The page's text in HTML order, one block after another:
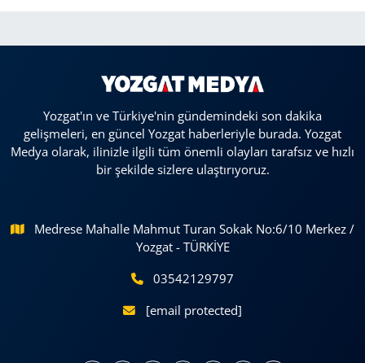
Yozgat'ın ve Türkiye'nin gündemindeki son dakika
gelişmeleri, en güncel Yozgat haberleriyle burada. Yozgat
Medya olarak, ilinizle ilgili tüm önemli olayları tarafsız ve hızlı
bir şekilde sizlere ulaştırıyoruz.
Medrese Mahalle Mahmut Turan Sokak No:6/10 Merkez /
Yozgat - TÜRKİYE
03542129797
[email protected]